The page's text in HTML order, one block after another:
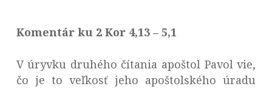
Komentár ku 2 Kor 4,13 – 5,1
V úryvku druhého čítania apoštol Pavol vie,
čo je to veľkosť jeho apoštolského úradu